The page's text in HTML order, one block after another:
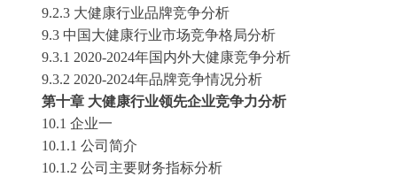
9.2.3 大健康行业品牌竞争分析
9.3 中国大健康行业市场竞争格局分析
9.3.1 2020-2024年国内外大健康竞争分析
9.3.2 2020-2024年品牌竞争情况分析
第十章 大健康行业领先企业竞争力分析
10.1 企业一
10.1.1 公司简介
10.1.2 公司主要财务指标分析